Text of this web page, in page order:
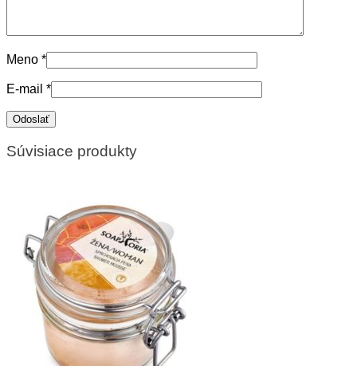
Meno *
E-mail *
Súvisiace produkty